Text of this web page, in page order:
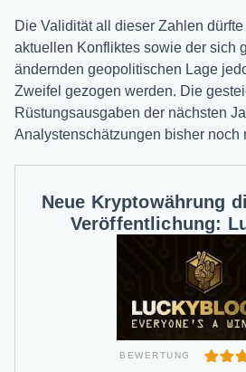
Die Validität all dieser Zahlen
aktuellen Konfliktes sowie der sich
ändernden geopolitischen Lage
Zweifel gezogen werden. Die
Rüstungsausgaben der nächsten
Analystenschätzungen bisher noch
Neue Kryptowährung
Veröffentlichung:
BEWERTUNG